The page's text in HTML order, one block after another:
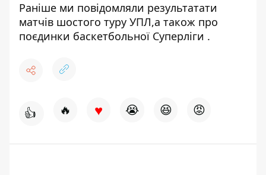
Раніше ми повідомляли результатати
матчів шостого туру УПЛ,а також про
поєдинки баскетбольної Суперліги .
👍 🔥 ♥ 😭 😆 😡